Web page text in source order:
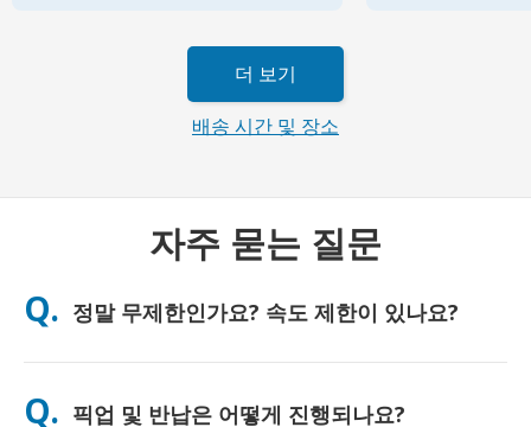
더 보기
배송 시간 및 장소
자주 묻는 질문
Q. 정말 무제한인가요? 속도 제한이 있나요?
A. 네, 진정한 무제한입니다. 저희는 FUP(페어 유즈 정책) 제한이나
만큼 데이터를 자유롭게 사용하실 수 있습니다. 다만, 모든 모바일
Q. 픽업 및 반납은 어떻게 진행되나요?